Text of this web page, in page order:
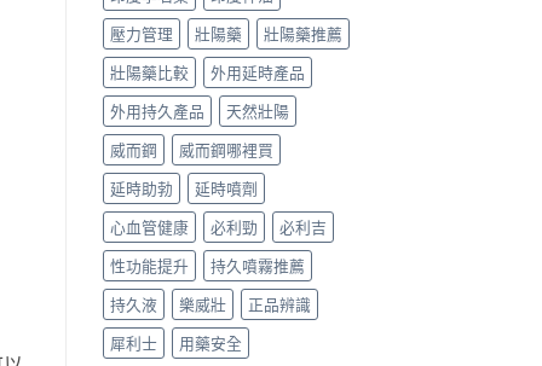
壓力管理
壯陽藥
壯陽藥推薦
壯陽藥比較
外用延時產品
外用持久產品
天然壯陽
威而鋼
威而鋼哪裡買
延時助勃
延時噴劑
心血管健康
必利勁
必利吉
性功能提升
持久噴霧推薦
持久液
樂威壯
正品辨識
犀利士
用藥安全